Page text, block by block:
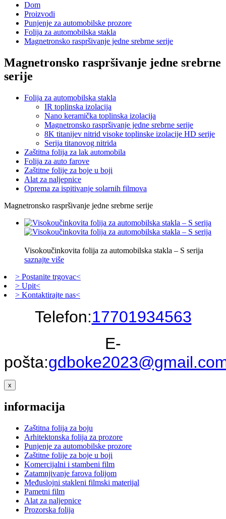
Dom
Proizvodi
Punjenje za automobilske prozore
Folija za automobilska stakla
Magnetronsko raspršivanje jedne srebrne serije
Magnetronsko raspršivanje jedne srebrne
serije
Folija za automobilska stakla
IR toplinska izolacija
Nano keramička toplinska izolacija
Magnetronsko raspršivanje jedne srebrne serije
8K titanijev nitrid visoke toplinske izolacije HD serije
Serija titanovog nitrida
Zaštitna folija za lak automobila
Folija za auto farove
Zaštitne folije za boje u boji
Alat za naljepnice
Oprema za ispitivanje solarnih filmova
Magnetronsko raspršivanje jedne srebrne serije
Visokoučinkovita folija za automobilska stakla – S serija
saznajte više
> Postanite trgovac<
> Upit<
> Kontaktirajte nas<
Telefon:17701934563
E-
pošta:
x
informacija
Zaštitna folija za boju
Arhitektonska folija za prozore
Punjenje za automobilske prozore
Zaštitne folije za boje u boji
Komercijalni i stambeni film
Zatamnjivanje farova folijom
Međuslojni stakleni filmski materijal
Pametni film
Alat za naljepnice
Prozorska folija